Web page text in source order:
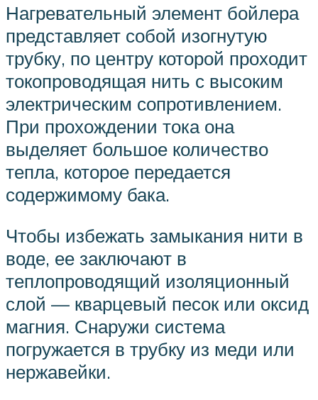
Нагревательный элемент бойлера
представляет собой изогнутую
трубку, по центру которой проходит
токопроводящая нить с высоким
электрическим сопротивлением.
При прохождении тока она
выделяет большое количество
тепла, которое передается
содержимому бака.
Чтобы избежать замыкания нити в
воде, ее заключают в
теплопроводящий изоляционный
слой — кварцевый песок или оксид
магния. Снаружи система
погружается в трубку из меди или
нержавейки.